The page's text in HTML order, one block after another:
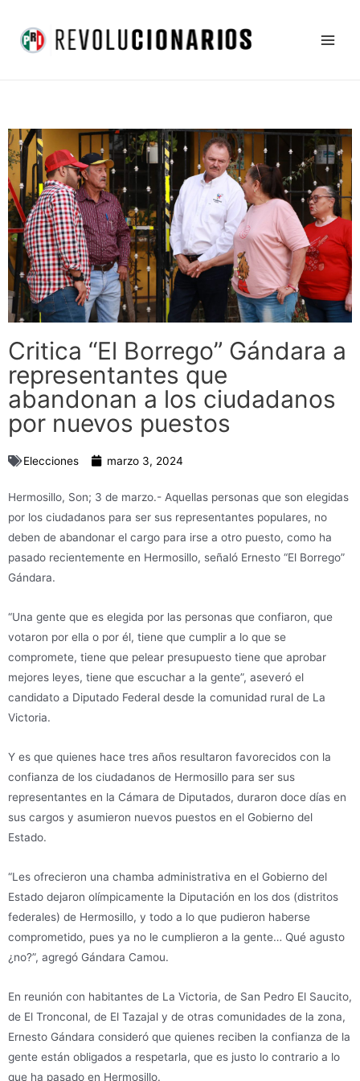
contenido
Critica “El Borrego” Gándara a
representantes que
abandonan a los ciudadanos
por nuevos puestos
Elecciones marzo 3, 2024
Hermosillo, Son; 3 de marzo.- Aquellas personas que son elegidas
por los ciudadanos para ser sus representantes populares, no
deben de abandonar el cargo para irse a otro puesto, como ha
pasado recientemente en Hermosillo, señaló Ernesto “El Borrego”
Gándara.
“Una gente que es elegida por las personas que confiaron, que
votaron por ella o por él, tiene que cumplir a lo que se
compromete, tiene que pelear presupuesto tiene que aprobar
mejores leyes, tiene que escuchar a la gente”, aseveró el
candidato a Diputado Federal desde la comunidad rural de La
Victoria.
Y es que quienes hace tres años resultaron favorecidos con la
confianza de los ciudadanos de Hermosillo para ser sus
representantes en la Cámara de Diputados, duraron doce días en
sus cargos y asumieron nuevos puestos en el Gobierno del
Estado.
“Les ofrecieron una chamba administrativa en el Gobierno del
Estado dejaron olímpicamente la Diputación en los dos (distritos
federales) de Hermosillo, y todo a lo que pudieron haberse
comprometido, pues ya no le cumplieron a la gente… Qué agusto
¿no?”, agregó Gándara Camou.
En reunión con habitantes de La Victoria, de San Pedro El Saucito,
de El Tronconal, de El Tazajal y de otras comunidades de la zona,
Ernesto Gándara consideró que quienes reciben la confianza de la
gente están obligados a respetarla, que es justo lo contrario a lo
que ha pasado en Hermosillo.